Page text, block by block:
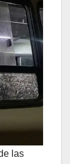
las